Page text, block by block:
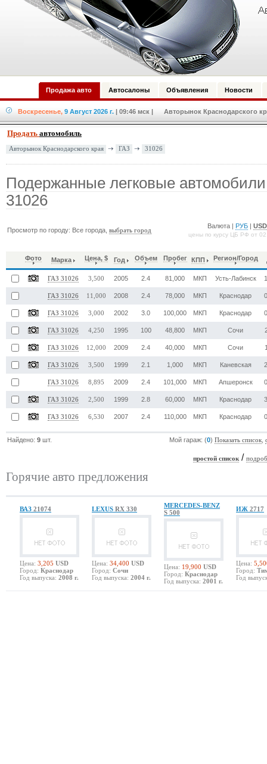
Продажа авто Автосалоны Объявления Новости
Воскресенье, 9 Август 2026 г. | 09:46 мск | Авторынок Краснодарского
Продать автомобиль
Авторынок Краснодарского края ГАЗ 31026
Подержанные легковые
31026
Просмотр по городу: Все города,выбрать город
Валюта | РУБ |USD
цены по курсу ЦБ РФ от
Фото Марка Цена, $ Год Объем Пробег КПП Регион/Город
ГАЗ 31026 3,500 2005 2.4 81,000 МКП Усть-Лабинск
ГАЗ 31026 11,000 2008 2.4 78,000 МКП Краснодар
ГАЗ 31026 3,000 2002 3.0 100,000 МКП Краснодар
ГАЗ 31026 4,250 1995 100 48,800 МКП Сочи
ГАЗ 31026 12,000 2009 2.4 40,000 МКП Сочи
ГАЗ 31026 3,500 1999 2.1 1,000 МКП Каневская
ГАЗ 31026 8,895 2009 2.4 101,000 МКП Апшеронск
ГАЗ 31026 2,500 1999 2.8 60,000 МКП Краснодар
ГАЗ 31026 6,530 2007 2.4 110,000 МКП Краснодар
Найдено:9 шт. Мой гараж: (0)Показать список ,
простой список /
Горячие авто предложения
ВАЗ 21074
Цена: 3,205 USD
Город: Краснодар
Год выпуска: 2008 г.
LEXUS RX 330
Цена: 34,400 USD
Город: Сочи
Год выпуска: 2004 г.
MERCEDES-BENZ
S 500
Цена: 19,900 USD
Город: Краснодар
Год выпуска: 2001 г.
ИЖ 2717
Цена:
Город:
Год